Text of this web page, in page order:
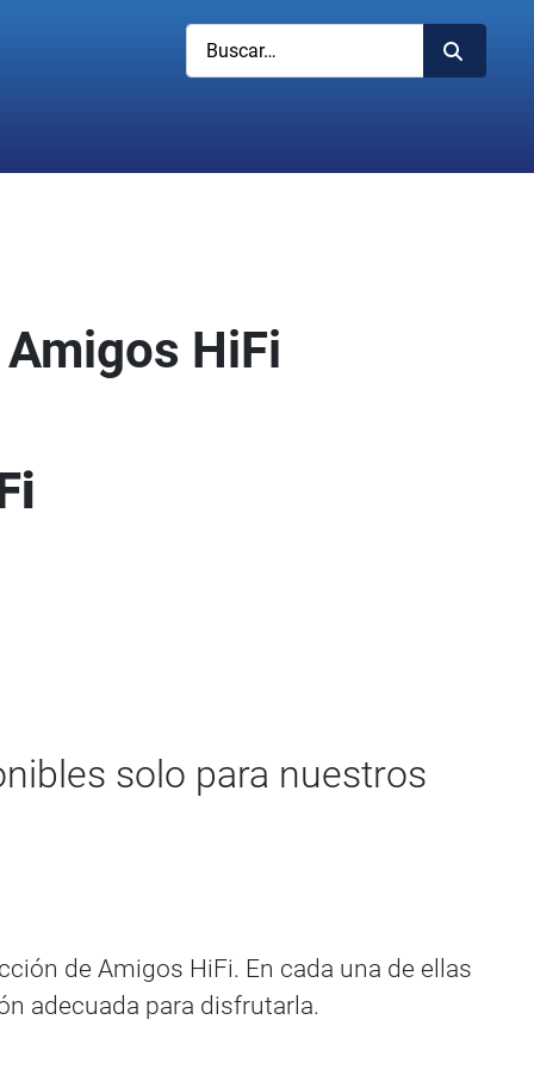
Buscar
HiFi
solo para nuestros
de Amigos HiFi. En cada una de ellas
adecuada para disfrutarla.